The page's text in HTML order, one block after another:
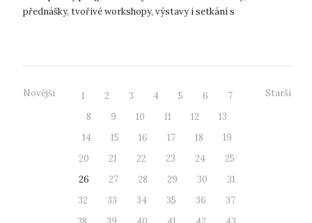
přednášky, tvořivé workshopy, výstavy i setkání s
Novější 1 2 3 4 5 6
7
8
9 10 11 12
13
14
15 16 17 18
19
20
21 22 23 24
25
26
27 28 29 30
31
32
33 34 35 36
37
Starší